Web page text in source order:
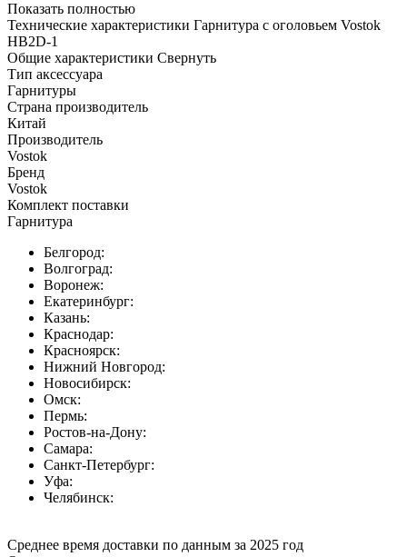
Показать полностью
Технические характеристики Гарнитура с оголовьем Vostok
HB2D-1
Общие характеристики Свернуть
Тип аксессуара
Гарнитуры
Страна производитель
Китай
Производитель
Vostok
Бренд
Vostok
Комплект поставки
Гарнитура
Белгород:
Волгоград:
Воронеж:
Екатеринбург:
Казань:
Краснодар:
Красноярск:
Нижний Новгород:
Новосибирск:
Омск:
Пермь:
Ростов-на-Дону:
Самара:
Санкт-Петербург:
Уфа:
Челябинск:
Среднее время доставки по данным за 2025 год